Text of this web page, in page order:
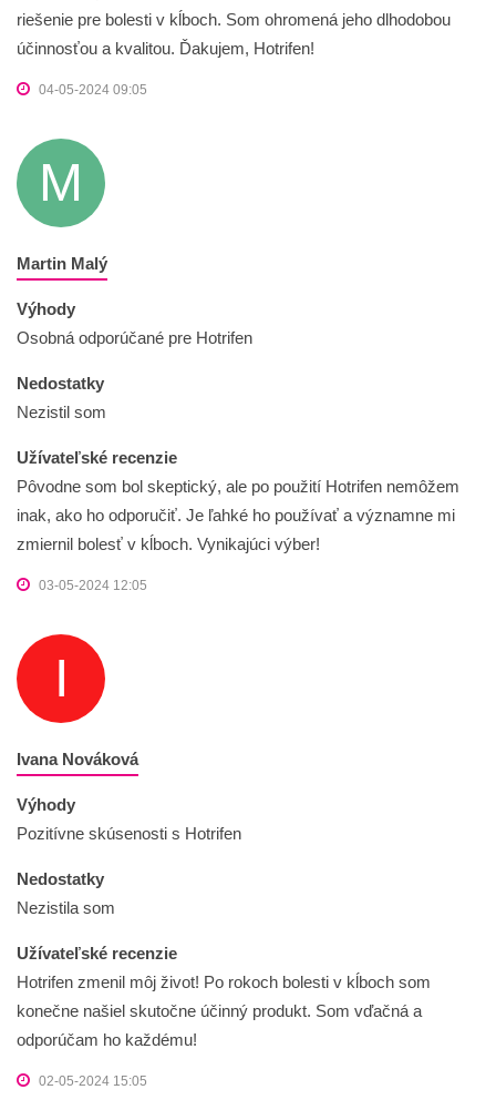
riešenie pre bolesti v kĺboch. Som ohromená jeho dlhodobou
účinnosťou a kvalitou. Ďakujem, Hotrifen!
04-05-2024 09:05
M
Martin Malý
Výhody
Osobná odporúčané pre Hotrifen
Nedostatky
Nezistil som
Užívateľské recenzie
Pôvodne som bol skeptický, ale po použití Hotrifen nemôžem
inak, ako ho odporučiť. Je ľahké ho používať a významne mi
zmiernil bolesť v kĺboch. Vynikajúci výber!
03-05-2024 12:05
I
Ivana Nováková
Výhody
Pozitívne skúsenosti s Hotrifen
Nedostatky
Nezistila som
Užívateľské recenzie
Hotrifen zmenil môj život! Po rokoch bolesti v kĺboch som
konečne našiel skutočne účinný produkt. Som vďačná a
odporúčam ho každému!
02-05-2024 15:05